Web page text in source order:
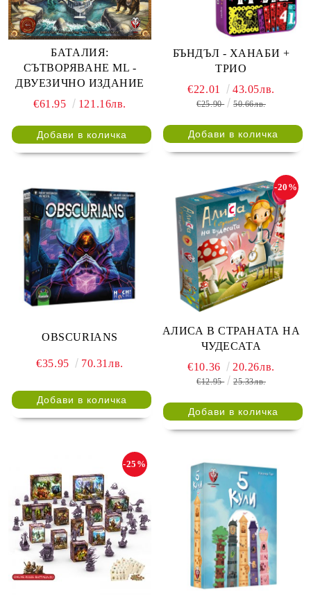
БАТАЛИЯ:
СЪТВОРЯВАНЕ ML -
ДВУЕЗИЧНО ИЗДАНИЕ
€61.95
121.16лв.
БЪНДЪЛ - ХАНАБИ +
ТРИО
€22.01
43.05лв.
€25.90 50.66лв.
OBSCURIANS
€35.95 70.31лв.
АЛИСА В СТРАНАТА НА
ЧУДЕСАТА
-20%
€10.36 20.26лв.
€12.95 25.33лв.
-25%